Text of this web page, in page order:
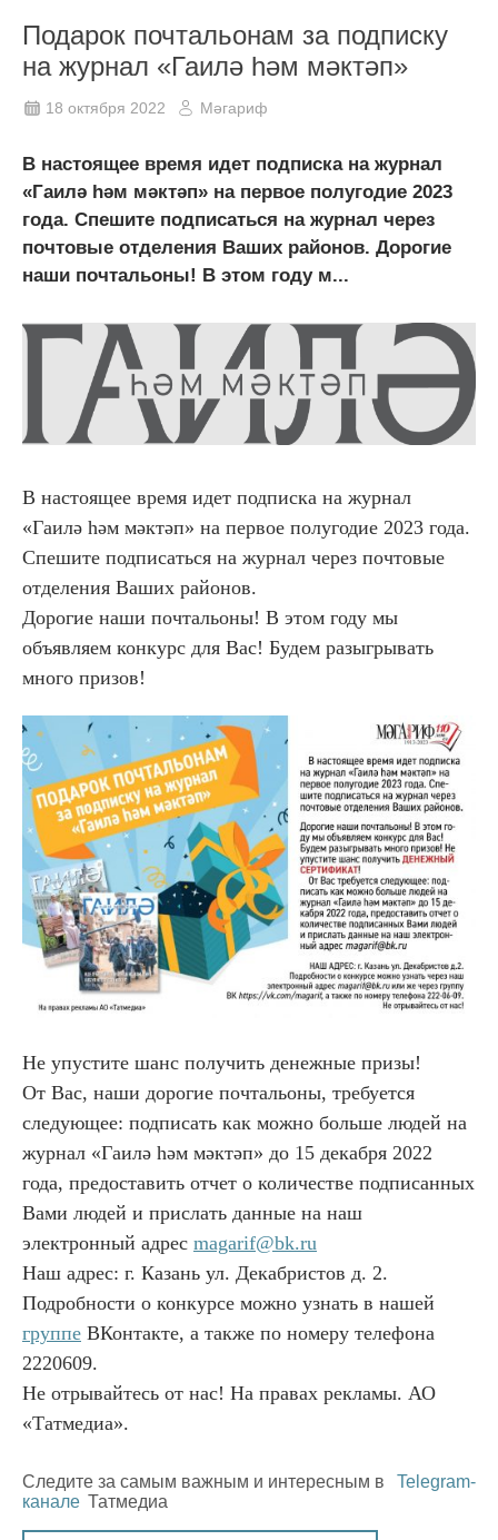
Подарок почтальонам за подписку
на журнал «Гаилә һәм мәктәп»
18 октября 2022 Мәгариф
В настоящее время идет подписка на журнал
«Гаилә һәм мәктәп» на первое полугодие 2023
года. Спешите подписаться на журнал через
почтовые отделения Ваших районов. Дорогие
наши почтальоны! В этом году м...
В настоящее время идет подписка на журнал
«Гаилә һәм мәктәп» на первое полугодие 2023 года.
Спешите подписаться на журнал через почтовые
отделения Ваших районов.
Дорогие наши почтальоны! В этом году мы
объявляем конкурс для Вас! Будем разыгрывать
много призов!
Не упустите шанс получить денежные призы!
От Вас, наши дорогие почтальоны, требуется
следующее: подписать как можно больше людей на
журнал «Гаилә һәм мәктәп» до 15 декабря 2022
года, предоставить отчет о количестве подписанных
Вами людей и прислать данные на наш
электронный адрес magarif@bk.ru
Наш адрес: г. Казань ул. Декабристов д. 2.
Подробности о конкурсе можно узнать в нашей
группе ВКонтакте, а также по номеру телефона
2220609.
Не отрывайтесь от нас! На правах рекламы. АО
«Татмедиа».
Следите за самым важным и интересным в
Telegram-
канале Татмедиа